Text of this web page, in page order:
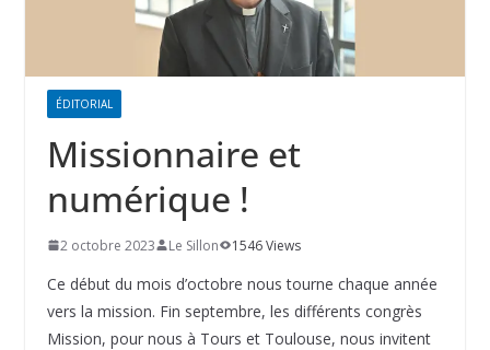
ÉDITORIAL
Missionnaire et
numérique !
2 octobre 2023 Le Sillon 1546 Views
Ce début du mois d’octobre nous tourne chaque année
vers la mission. Fin septembre, les différents congrès
Mission, pour nous à Tours et Toulouse, nous invitent